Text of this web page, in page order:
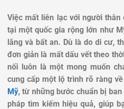
Việc mất liên lạc với người
tại một quốc gia rộng lớn như
lắng và bất an. Dù là do di cư,
đơn giản là mất dấu vết theo
nối luôn là một mong muốn
cung cấp một lộ trình rõ ràng về
Mỹ, từ những bước chuẩn bị
pháp tìm kiếm hiệu quả, giúp